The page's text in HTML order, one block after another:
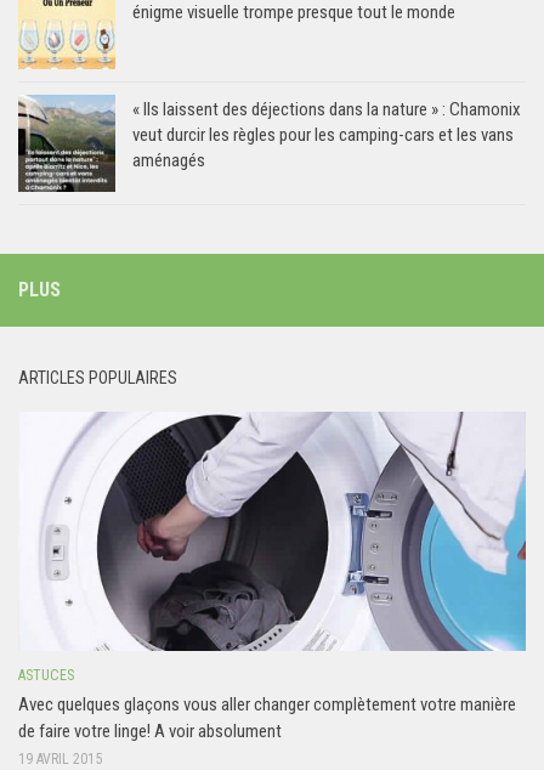
énigme visuelle trompe presque tout le monde
« Ils laissent des déjections dans la nature » : Chamonix
veut durcir les règles pour les camping-cars et les vans
aménagés
PLUS
ARTICLES POPULAIRES
ASTUCES
Avec quelques glaçons vous aller changer complètement votre manière
de faire votre linge! A voir absolument
19 AVRIL 2015